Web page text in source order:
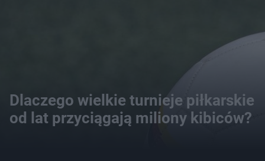
Dlaczego wielkie turnieje piłkarskie
od lat przyciągają miliony kibiców?